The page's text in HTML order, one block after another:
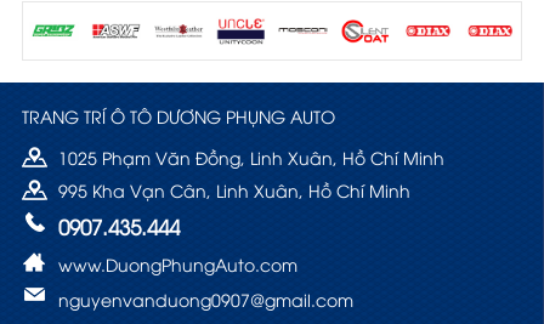
TRANG TRÍ Ô TÔ DƯƠNG PHỤNG AUTO
1025 Phạm Văn Đồng, Linh Xuân, Hồ Chí Minh
995 Kha Vạn Cân, Linh Xuân, Hồ Chí Minh
0907.435.444
www.DuongPhungAuto.com
nguyenvanduong0907@gmail.com